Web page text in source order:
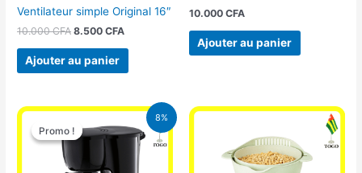
Ventilateur simple Original 16″
10.000CFA 8.500CFA
Ajouter au panier
10.000 CFA
Ajouter au panier
8%
Promo !
Promo !
Le
prix
initial
25.000 CFA.
Le
prix
actuel
est :
23.000 CFA.